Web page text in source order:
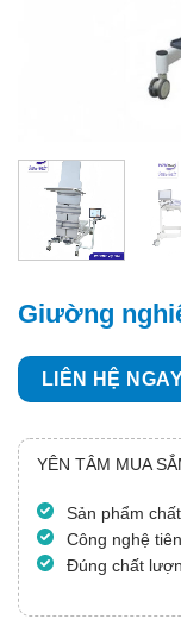
Giường
LIÊN HỆ
YÊN TÂM MUA
Sản phẩm
Công nghệ
Đúng chất